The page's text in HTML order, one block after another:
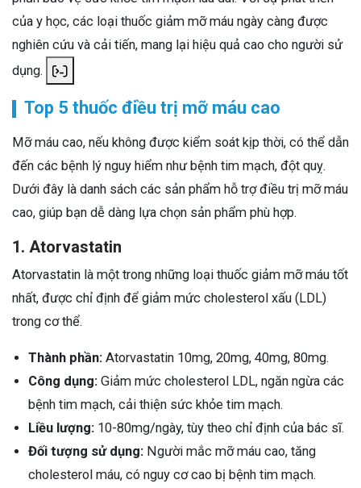
của y học, các loại thuốc giảm mỡ máu ngày càng được
nghiên cứu và cải tiến, mang lại hiệu quả cao cho người sử
dụng. ​
Top 5 thuốc điều trị mỡ máu cao
Mỡ máu cao, nếu không được kiểm soát kịp thời, có thể dẫn
đến các bệnh lý nguy hiểm như bệnh tim mạch, đột quỵ.
Dưới đây là danh sách các sản phẩm hỗ trợ điều trị mỡ máu
cao, giúp bạn dễ dàng lựa chọn sản phẩm phù hợp.
1. Atorvastatin
Atorvastatin là một trong những loại thuốc giảm mỡ máu tốt
nhất, được chỉ định để giảm mức cholesterol xấu (LDL)
trong cơ thể.
Thành phần: Atorvastatin 10mg, 20mg, 40mg, 80mg.
Công dụng: Giảm mức cholesterol LDL, ngăn ngừa các
bệnh tim mạch, cải thiện sức khỏe tim mạch.
Liều lượng: 10-80mg/ngày, tùy theo chỉ định của bác sĩ.
Đối tượng sử dụng: Người mắc mỡ máu cao, tăng
cholesterol máu, có nguy cơ cao bị bệnh tim mạch.